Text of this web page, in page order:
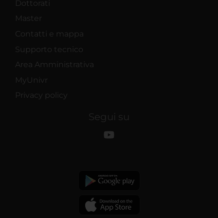
Dottorati
Master
Contatti e mappa
Supporto tecnico
Area Amministrativa
MyUnivr
Privacy policy
Segui su